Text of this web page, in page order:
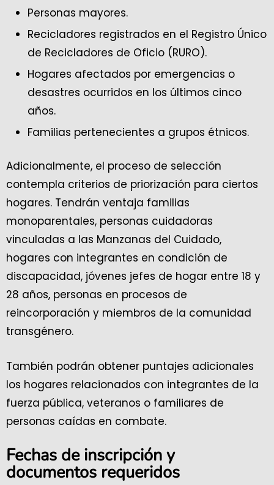
Personas mayores.
Recicladores registrados en el Registro Único
de Recicladores de Oficio (RURO).
Hogares afectados por emergencias o
desastres ocurridos en los últimos cinco
años.
Familias pertenecientes a grupos étnicos.
Adicionalmente, el proceso de selección
contempla criterios de priorización para ciertos
hogares. Tendrán ventaja familias
monoparentales, personas cuidadoras
vinculadas a las Manzanas del Cuidado,
hogares con integrantes en condición de
discapacidad, jóvenes jefes de hogar entre 18 y
28 años, personas en procesos de
reincorporación y miembros de la comunidad
transgénero.
También podrán obtener puntajes adicionales
los hogares relacionados con integrantes de la
fuerza pública, veteranos o familiares de
personas caídas en combate.
Fechas de inscripción y
documentos requeridos